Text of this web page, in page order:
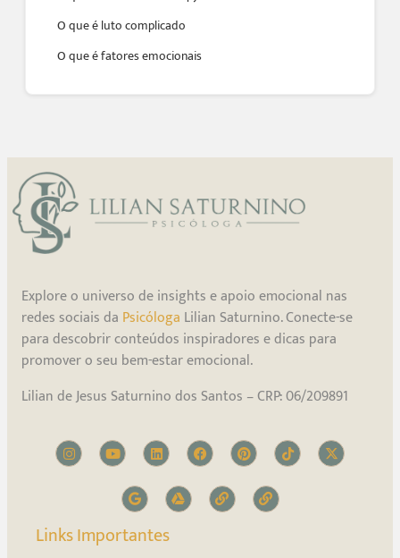
O que é luto complicado
O que é fatores emocionais
Explore o universo de insights e apoio emocional nas
redes sociais da Psicóloga Lilian Saturnino. Conecte-se
para descobrir conteúdos inspiradores e dicas para
promover o seu bem-estar emocional.
Lilian de Jesus Saturnino dos Santos – CRP: 06/209891
Links Importantes